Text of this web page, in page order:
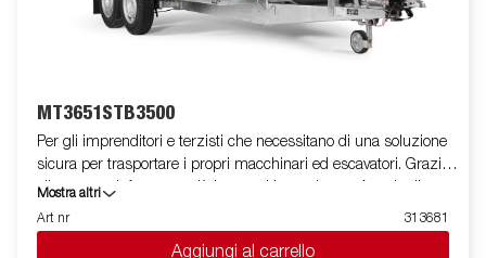
MT3651STB3500
Per gli imprenditori e terzisti che necessitano di una soluzione
sicura per trasportare i propri macchinari ed escavatori. Grazie
alla rampa rinforzata e più lunga, si ha un basso Angolo di
carico. I parafanghi lunghi e calpestabili facilitano le operazioni
di salita e discesa dal mezzo. L'appoggio anteriore per la benna
Mostra altri
Art nr
313681
Aggiungi al carrello